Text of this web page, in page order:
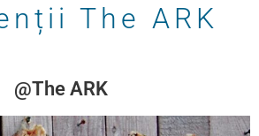
The ARK
@The ARK